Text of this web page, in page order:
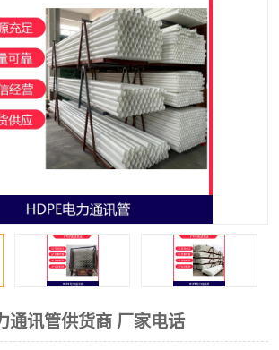
通讯管供货商 厂家电话
MPP电力通信管
联塑PPR管
联塑家装红蓝线管